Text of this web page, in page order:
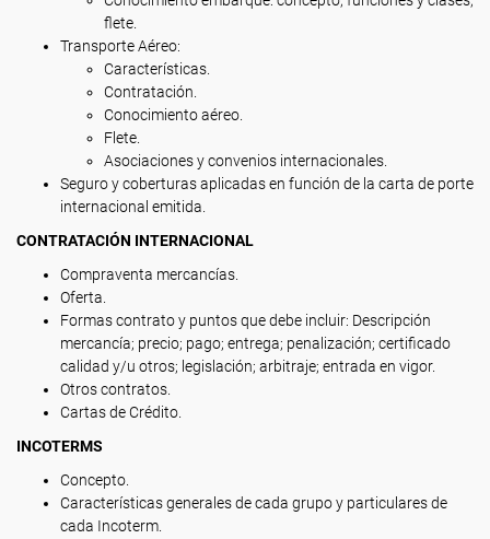
flete.
Transporte Aéreo:
Características.
Contratación.
Conocimiento aéreo.
Flete.
Asociaciones y convenios internacionales.
Seguro y coberturas aplicadas en función de la carta de porte
internacional emitida.
CONTRATACIÓN INTERNACIONAL
Compraventa mercancías.
Oferta.
Formas contrato y puntos que debe incluir: Descripción
mercancía; precio; pago; entrega; penalización; certificado
calidad y/u otros; legislación; arbitraje; entrada en vigor.
Otros contratos.
Cartas de Crédito.
INCOTERMS
Concepto.
Características generales de cada grupo y particulares de
cada Incoterm.